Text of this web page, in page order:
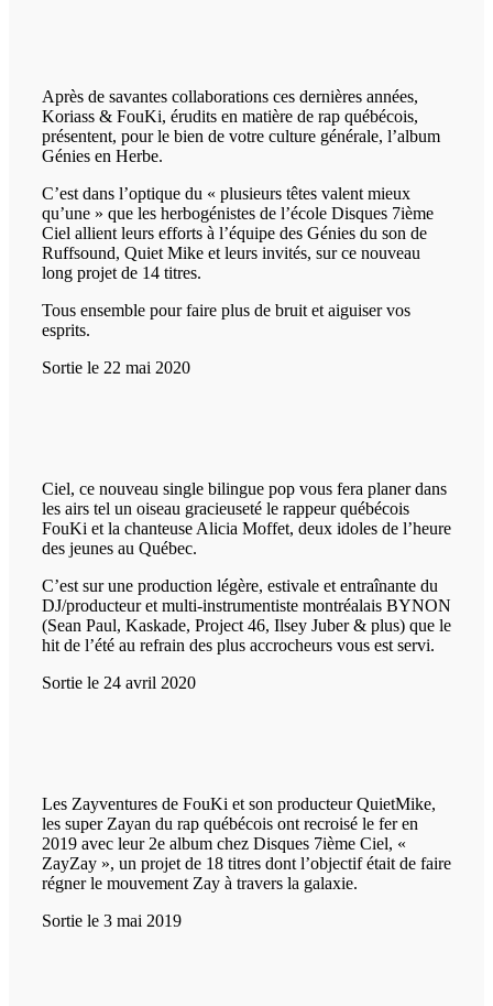
Après de savantes collaborations ces dernières années,
Koriass & FouKi, érudits en matière de rap québécois,
présentent, pour le bien de votre culture générale, l’album
Génies en Herbe.
C’est dans l’optique du « plusieurs têtes valent mieux
qu’une » que les herbogénistes de l’école Disques 7ième
Ciel allient leurs efforts à l’équipe des Génies du son de
Ruffsound, Quiet Mike et leurs invités, sur ce nouveau
long projet de 14 titres.
Tous ensemble pour faire plus de bruit et aiguiser vos
esprits.
Sortie le 22 mai 2020
Ciel, ce nouveau single bilingue pop vous fera planer dans
les airs tel un oiseau gracieuseté le rappeur québécois
FouKi et la chanteuse Alicia Moffet, deux idoles de l’heure
des jeunes au Québec.
C’est sur une production légère, estivale et entraînante du
DJ/producteur et multi-instrumentiste montréalais BYNON
(Sean Paul, Kaskade, Project 46, Ilsey Juber & plus) que le
hit de l’été au refrain des plus accrocheurs vous est servi.
Sortie le 24 avril 2020
Les Zayventures de FouKi et son producteur QuietMike,
les super Zayan du rap québécois ont recroisé le fer en
2019 avec leur 2e album chez Disques 7ième Ciel, «
ZayZay », un projet de 18 titres dont l’objectif était de faire
régner le mouvement Zay à travers la galaxie.
Sortie le 3 mai 2019